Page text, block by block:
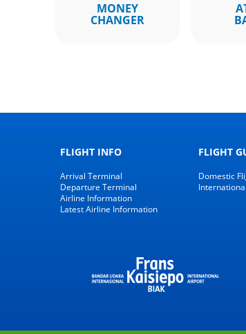
MONEY
CHANGER
FLIGHT INFO
Arrival Terminal
Departure Terminal
Airline Information
Latest Airline Information
FLIGHT
Domestic